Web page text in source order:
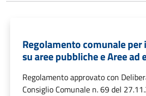
Regolamento comunale
su aree pubbliche e Aree ad
Regolamento approvato con
Consiglio Comunale n. 69 del